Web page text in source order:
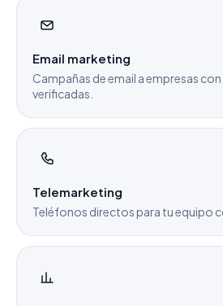
Email marketing
Campañas de email a empresas
verificadas.
Telemarketing
Teléfonos directos para tu equipo